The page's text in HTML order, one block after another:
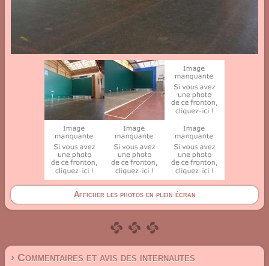
Afficher les photos en plein écran
› Commentaires et avis des internautes